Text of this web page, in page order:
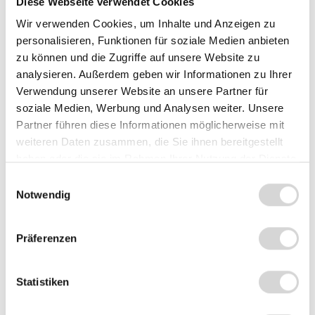
Wir verwenden Cookies, um Inhalte und Anzeigen zu
personalisieren, Funktionen für soziale Medien anbieten
zu können und die Zugriffe auf unsere Website zu
analysieren. Außerdem geben wir Informationen zu Ihrer
Verwendung unserer Website an unsere Partner für
soziale Medien, Werbung und Analysen weiter. Unsere
Partner führen diese Informationen möglicherweise mit
weiteren Daten zusammen, die Sie ihnen bereitgestellt
Notwendig
Präferenzen
Statistiken
Farbe
schwarz
weiß
Summe:297,95 €*
Stück
Beschreibung